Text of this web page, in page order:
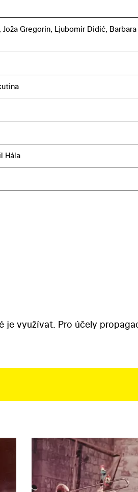
Gregorin, Ljubomir Didić, Barbara
Hála
je využívat. Pro účely